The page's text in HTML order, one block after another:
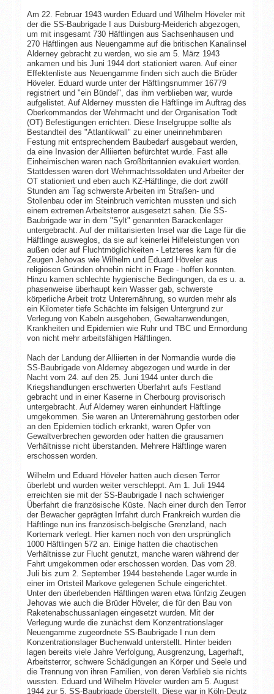
Am 22. Februar 1943 wurden Eduard und Wilhelm Höveler mit
der die SS-Baubrigade I aus Duisburg-Meiderich abgezogen,
um mit insgesamt 730 Häftlingen aus Sachsenhausen und
270 Häftlingen aus Neuengamme auf die britischen Kanalinsel
Alderney gebracht zu werden, wo sie am 5. März 1943
ankamen und bis Juni 1944 dort stationiert waren. Auf einer
Effektenliste aus Neuengamme finden sich auch die Brüder
Höveler. Eduard wurde unter der Häftlingsnummer 16779
registriert und "ein Bündel", das ihm verblieben war, wurde
aufgelistet. Auf Alderney mussten die Häftlinge im Auftrag des
Oberkommandos der Wehrmacht und der Organisation Todt
(OT) Befestigungen errichten. Diese Inselgruppe sollte als
Bestandteil des "Atlantikwall" zu einer uneinnehmbaren
Festung mit entsprechendem Baubedarf ausgebaut werden,
da eine Invasion der Alliierten befürchtet wurde. Fast alle
Einheimischen waren nach Großbritannien evakuiert worden.
Stattdessen waren dort Wehrmachtssoldaten und Arbeiter der
OT stationiert und eben auch KZ-Häftlinge, die dort zwölf
Stunden am Tag schwerste Arbeiten im Straßen- und
Stollenbau oder im Steinbruch verrichten mussten und sich
einem extremen Arbeitsterror ausgesetzt sahen. Die SS-
Baubrigade war in dem "Sylt" genannten Barackenlager
untergebracht. Auf der militarisierten Insel war die Lage für die
Häftlinge ausweglos, da sie auf keinerlei Hilfeleistungen von
außen oder auf Fluchtmöglichkeiten - Letzteres kam für die
Zeugen Jehovas wie Wilhelm und Eduard Höveler aus
religiösen Gründen ohnehin nicht in Frage - hoffen konnten.
Hinzu kamen schlechte hygienische Bedingungen, da es u. a.
phasenweise überhaupt kein Wasser gab, schwerste
körperliche Arbeit trotz Unterernährung, so wurden mehr als
ein Kilometer tiefe Schächte im felsigen Untergrund zur
Verlegung von Kabeln ausgehoben, Gewaltanwendungen,
Krankheiten und Epidemien wie Ruhr und TBC und Ermordung
von nicht mehr arbeitsfähigen Häftlingen.
Nach der Landung der Alliierten in der Normandie wurde die
SS-Baubrigade von Alderney abgezogen und wurde in der
Nacht vom 24. auf den 25. Juni 1944 unter durch die
Kriegshandlungen erschwerten Überfahrt aufs Festland
gebracht und in einer Kaserne in Cherbourg provisorisch
untergebracht. Auf Alderney waren einhundert Häftlinge
umgekommen. Sie waren an Unterernährung gestorben oder
an den Epidemien tödlich erkrankt, waren Opfer von
Gewaltverbrechen geworden oder hatten die grausamen
Verhältnisse nicht überstanden. Mehrere Häftlinge waren
erschossen worden.
Wilhelm und Eduard Höveler hatten auch diesen Terror
überlebt und wurden weiter verschleppt. Am 1. Juli 1944
erreichten sie mit der SS-Baubrigade I nach schwieriger
Überfahrt die französische Küste. Nach einer durch den Terror
der Bewacher geprägten Irrfahrt durch Frankreich wurden die
Häftlinge nun ins französisch-belgische Grenzland, nach
Kortemark verlegt. Hier kamen noch von den ursprünglich
1000 Häftlingen 572 an. Einige hatten die chaotischen
Verhältnisse zur Flucht genutzt, manche waren während der
Fahrt umgekommen oder erschossen worden. Das vom 28.
Juli bis zum 2. September 1944 bestehende Lager wurde in
einer im Ortsteil Markove gelegenen Schule eingerichtet.
Unter den überlebenden Häftlingen waren etwa fünfzig Zeugen
Jehovas wie auch die Brüder Höveler, die für den Bau von
Raketenabschussanlagen eingesetzt wurden. Mit der
Verlegung wurde die zunächst dem Konzentrationslager
Neuengamme zugeordnete SS-Baubrigade I nun dem
Konzentrationslager Buchenwald unterstellt. Hinter beiden
lagen bereits viele Jahre Verfolgung, Ausgrenzung, Lagerhaft,
Arbeitsterror, schwere Schädigungen an Körper und Seele und
die Trennung von ihren Familien, von deren Verblieb sie nichts
wussten. Eduard und Wilhelm Höveler wurden am 5. August
1944 zur 5. SS-Baubrigade überstellt. Diese war in Köln-Deutz